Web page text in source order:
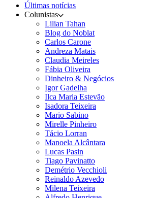
Últimas notícias
Colunistas
Lilian Tahan
Blog do Noblat
Carlos Carone
Andreza Matais
Claudia Meireles
Fábia Oliveira
Dinheiro & Negócios
Igor Gadelha
Ilca Maria Estevão
Isadora Teixeira
Mario Sabino
Mirelle Pinheiro
Tácio Lorran
Manoela Alcântara
Lucas Pasin
Tiago Pavinatto
Demétrio Vecchioli
Reinaldo Azevedo
Milena Teixeira